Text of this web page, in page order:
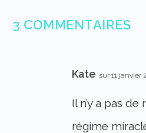
3 COMMENTAIRES
Kate sur 11 janvier
Il n’y a pas
régime